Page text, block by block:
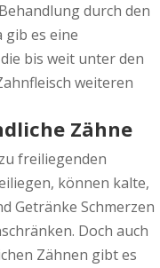
durch den
gib es eine
bis weit unter den
weiteren
Zähne
freiliegenden
können kalte,
Getränke Schmerzen
Doch auch
Zähnen gibt es